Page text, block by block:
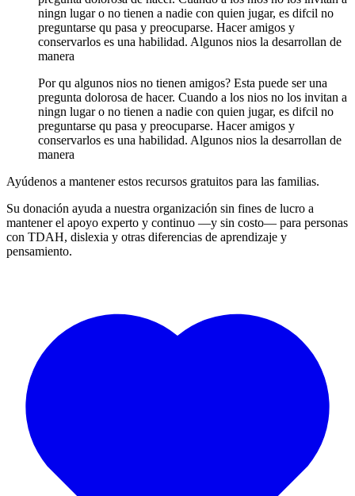
ningn lugar o no tienen a nadie con quien jugar, es difcil no
preguntarse qu pasa y preocuparse. Hacer amigos y
conservarlos es una habilidad. Algunos nios la desarrollan de
manera
Por qu algunos nios no tienen amigos? Esta puede ser una
pregunta dolorosa de hacer. Cuando a los nios no los invitan a
ningn lugar o no tienen a nadie con quien jugar, es difcil no
preguntarse qu pasa y preocuparse. Hacer amigos y
conservarlos es una habilidad. Algunos nios la desarrollan de
manera
Ayúdenos a mantener estos recursos gratuitos para las familias.
Su donación ayuda a nuestra organización sin fines de lucro a
mantener el apoyo experto y continuo —y sin costo— para personas
con TDAH, dislexia y otras diferencias de aprendizaje y
pensamiento.